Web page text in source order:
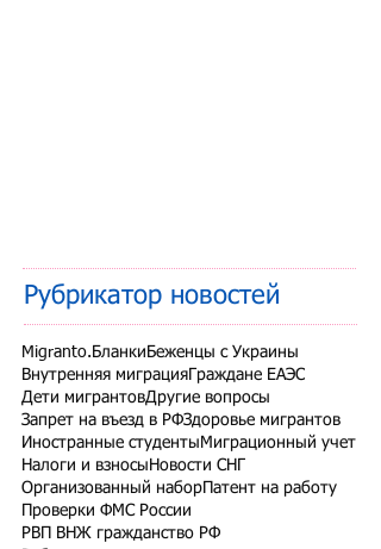
Рубрикатор новостей
Migranto.Бланки Беженцы с Украины
Внутренняя миграция Граждане ЕАЭС
Дети мигрантовДругие вопросы
Запрет на въезд в РФЗдоровье мигрантов
Иностранные студенты Миграционный учет
Налоги и взносы Новости СНГ
Организованный набор Патент на работу
Проверки ФМС России
РВП ВНЖ гражданство РФ